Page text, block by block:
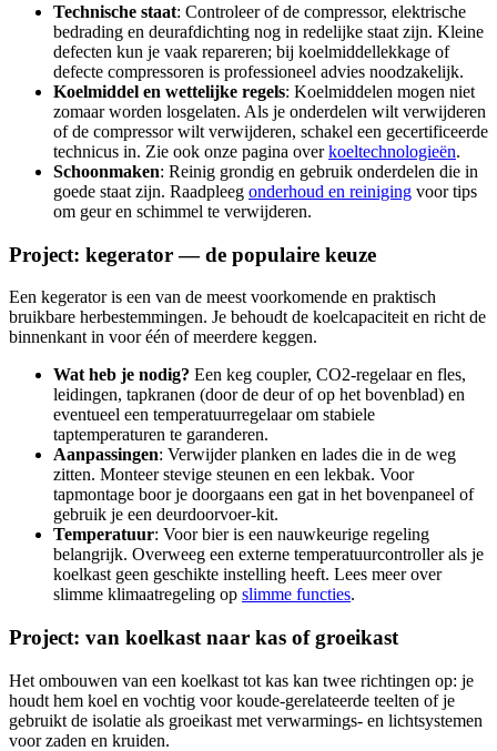
Technische staat: Controleer of de compressor, elektrische
bedrading en deurafdichting nog in redelijke staat zijn. Kleine
defecten kun je vaak repareren; bij koelmiddellekkage of
defecte compressoren is professioneel advies noodzakelijk.
Koelmiddel en wettelijke regels: Koelmiddelen mogen niet
zomaar worden losgelaten. Als je onderdelen wilt verwijderen
of de compressor wilt verwijderen, schakel een gecertificeerde
technicus in. Zie ook onze pagina overkoeltechnologieën.
Schoonmaken: Reinig grondig en gebruik onderdelen die in
goede staat zijn. Raadpleeg onderhoud en reiniging voor tips
om geur en schimmel te verwijderen.
Project: kegerator — de populaire keuze
Een kegerator is een van de meest voorkomende en praktisch
bruikbare herbestemmingen. Je behoudt de koelcapaciteit en richt de
binnenkant in voor één of meerdere keggen.
Wat heb je nodig? Een keg coupler, CO2-regelaar en fles,
leidingen, tapkranen (door de deur of op het bovenblad) en
eventueel een temperatuurregelaar om stabiele
taptemperaturen te garanderen.
Aanpassingen: Verwijder planken en lades die in de weg
zitten. Monteer stevige steunen en een lekbak. Voor
tapmontage boor je doorgaans een gat in het bovenpaneel of
gebruik je een deurdoorvoer-kit.
Temperatuur: Voor bier is een nauwkeurige regeling
belangrijk. Overweeg een externe temperatuurcontroller als je
koelkast geen geschikte instelling heeft. Lees meer over
slimme klimaatregeling op slimme functies.
Project: van koelkast naar kas of groeikast
Het ombouwen van een koelkast tot kas kan twee richtingen op: je
houdt hem koel en vochtig voor koude-gerelateerde teelten of je
gebruikt de isolatie als groeikast met verwarmings- en lichtsystemen
voor zaden en kruiden.